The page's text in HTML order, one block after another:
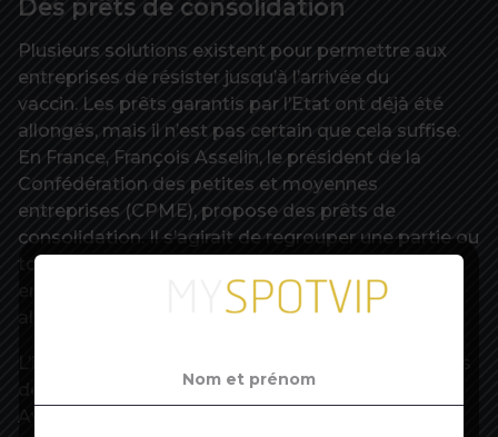
Des prêts de consolidation
Plusieurs solutions existent pour permettre aux
entreprises de résister jusqu’à l’arrivée du
vaccin. Les prêts garantis par l’Etat ont déjà été
allongés, mais il n’est pas certain que cela suffise.
En France, François Asselin, le président de la
Confédération des petites et moyennes
entreprises (CPME), propose des prêts de
consolidation. Il s’agirait de regrouper une partie ou
tous les emprunts contractés par l’entreprise. Ces
emprunts seraient transformés en un prêt unique
allongé, via le concours des banques et de l’Etat.
des entreprises pour leur permettre d’y faire face.